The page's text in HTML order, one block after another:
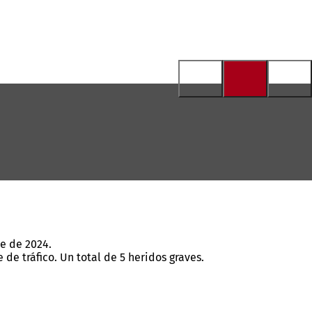
de 2024.
tráfico. Un total de 5 heridos graves.